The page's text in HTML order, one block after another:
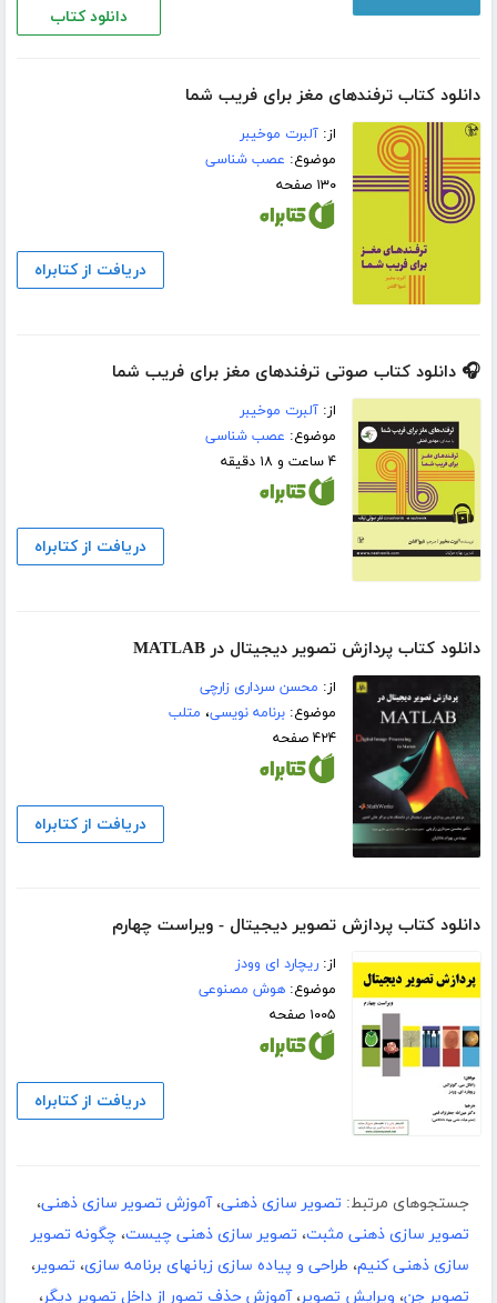
دانلود کتاب
دانلود کتاب ترفندهای مغز برای فریب شما
از:آلبرت موخیبر
موضوع: عصب شناسی
۱۳۰ صفحه
دریافت از کتابراه
🎧 دانلود کتاب صوتی ترفندهای مغز برای فریب شما
از:آلبرت موخیبر
موضوع: عصب شناسی
۴ ساعت و ۱۸ دقیقه
دریافت از کتابراه
دانلود کتاب پردازش تصویر دیجیتال در MATLAB
از: محسن سرداری زارچی
موضوع:برنامه نویسی، متلب
۴۲۴ صفحه
دریافت از کتابراه
دانلود کتاب پردازش تصویر دیجیتال - ویراست چهارم
از:ریچارد ای وودز
موضوع:هوش مصنوعی
۱۰۰۵ صفحه
دریافت از کتابراه
جستجوهای مرتبط: تصویر سازی ذهنی،آموزش تصویر سازی ذهنی،
تصویر سازی ذهنی مثبت، تصویر سازی ذهنی چیست، چگونه تصویر
سازی ذهنی کنیم، طراحی و پیاده سازی زبانهای برنامه سازی، تصویر،
تصویر جن، ویرایش تصویر،آموزش حذف تصور از داخل تصویر دیگر،